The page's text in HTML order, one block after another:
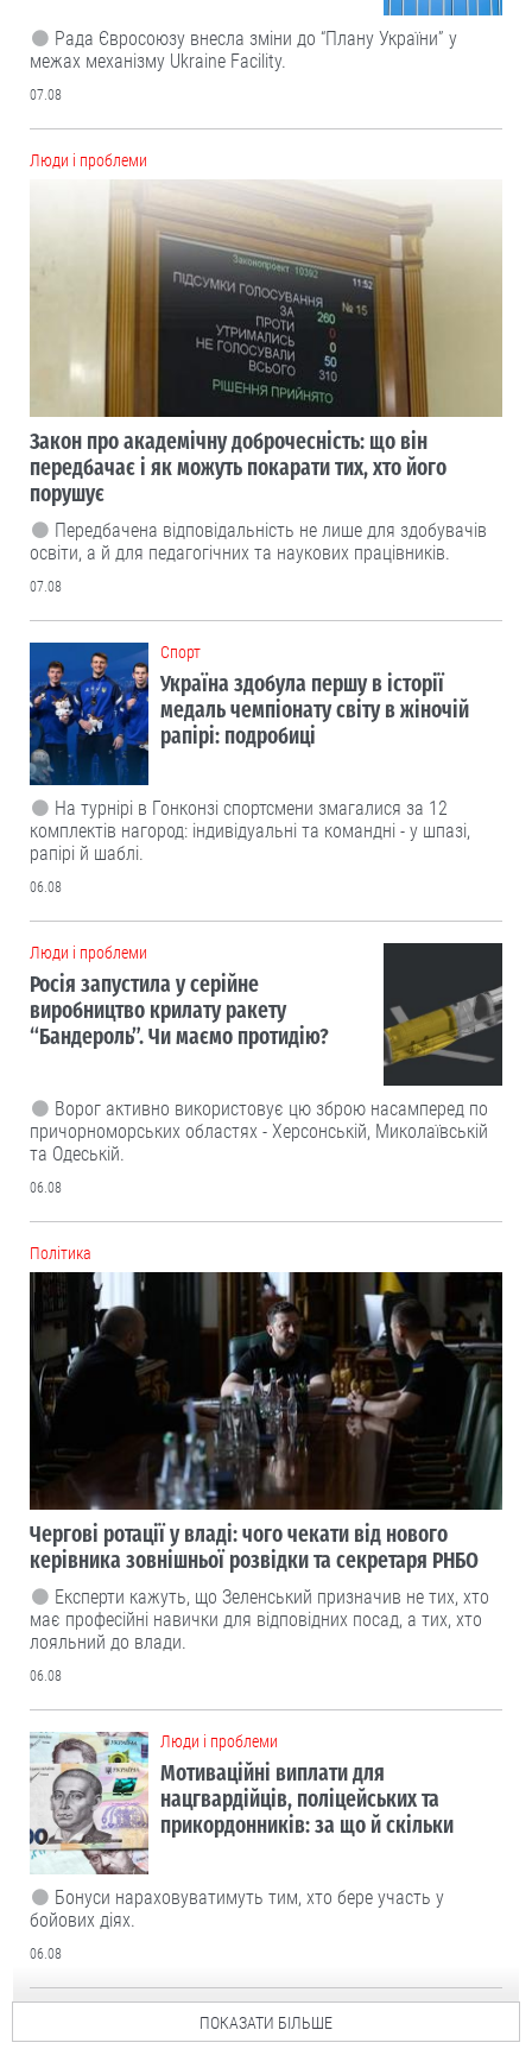
Рада Євросоюзу внесла зміни до “Плану України” у
межах механізму Ukraine Facility.
07.08
Люди і проблеми
Закон про академічну доброчесність: що він
передбачає і як можуть покарати тих, хто його
порушує
Передбачена відповідальність не лише для здобувачів
освіти, а й для педагогічних та наукових працівників.
07.08
Cпорт
Україна здобула першу в історії
медаль чемпіонату світу в жіночій
рапірі: подробиці
На турнірі в Гонконзі спортсмени змагалися за 12
комплектів нагород: індивідуальні та командні - у шпазі,
рапірі й шаблі.
06.08
Люди і проблеми
Росія запустила у серійне
виробництво крилату ракету
“Бандероль”. Чи маємо протидію?
Ворог активно використовує цю зброю насамперед по
причорноморських областях - Херсонській, Миколаївській
та Одеській.
06.08
Політика
Чергові ротації у владі: чого чекати від нового
керівника зовнішньої розвідки та секретаря РНБО
Експерти кажуть, що Зеленський призначив не тих, хто
має професійні навички для відповідних посад, а тих, хто
лояльний до влади.
06.08
Люди і проблеми
Мотиваційні виплати для
нацгвардійців, поліцейських та
прикордонників: за що й скільки
Бонуси нараховуватимуть тим, хто бере участь у
бойових діях.
06.08
ПОКАЗАТИ БІЛЬШЕ